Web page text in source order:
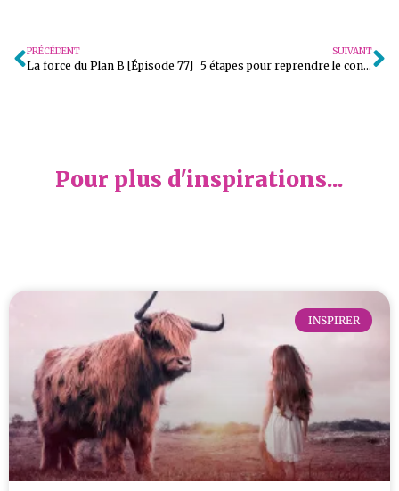
PRÉCÉDENT
La force du Plan B [Épisode 77]
SUIVANT
5 étapes pour reprendre le contrôle quand tout s’emballe [Épisode 79]
Pour plus d'inspirations...
INSPIRER